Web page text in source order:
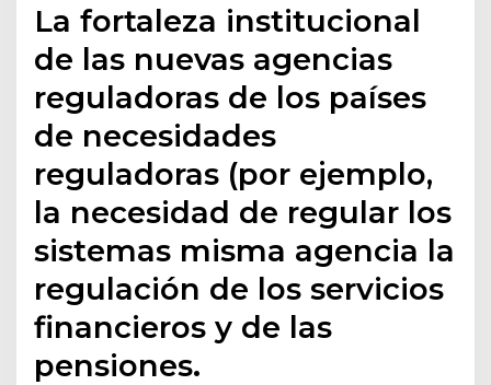
La fortaleza institucional
de las nuevas agencias
reguladoras de los países
de necesidades
reguladoras (por ejemplo,
la necesidad de regular los
sistemas misma agencia la
regulación de los servicios
financieros y de las
pensiones.